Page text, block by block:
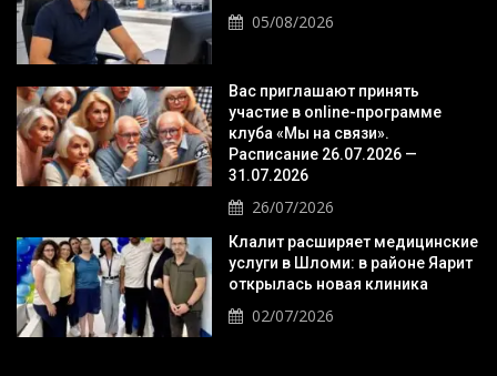
05/08/2026
Вас приглашают принять
участие в online-программе
клуба «Мы на связи».
Расписание 26.07.2026 —
31.07.2026
26/07/2026
Клалит расширяет медицинские
услуги в Шломи: в районе Яарит
открылась новая клиника
02/07/2026